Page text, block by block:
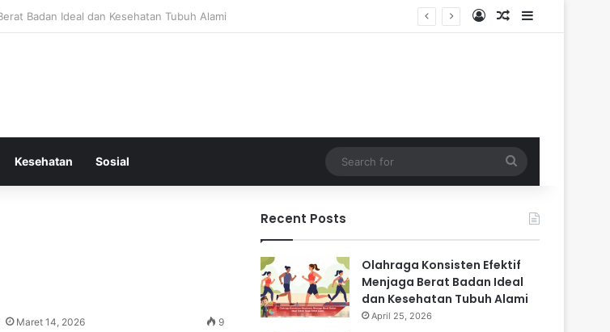
Membakar Kalori dengan Lebih Cepat Log InRandom Article
Sidebar
Kesehatan Sosial
for
Maret 14, 2026 9
Recent Posts
Olahraga Konsisten Efektif
Menjaga Berat Badan Ideal
dan Kesehatan Tubuh Alami
April 25, 2026